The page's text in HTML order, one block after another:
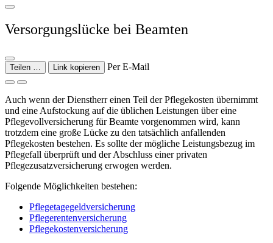
Versorgungslücke bei Beamten
Teilen … Link kopieren Per E-Mail
Auch wenn der Dienstherr einen Teil der Pflegekosten übernimmt
und eine Aufstockung auf die üblichen Leistungen über eine
Pflegevollversicherung für Beamte vorgenommen wird, kann
trotzdem eine große Lücke zu den tatsächlich anfallenden
Pflegekosten bestehen. Es sollte der mögliche Leistungsbezug im
Pflegefall überprüft und der Abschluss einer privaten
Pflegezusatzversicherung erwogen werden.
Folgende Möglichkeiten bestehen:
Pflegetagegeldversicherung
Pflegerentenversicherung
Pflegekostenversicherung